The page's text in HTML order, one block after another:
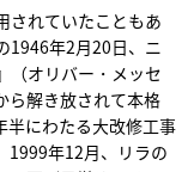
されていたこともあ
1946年2月20日、ニ
（オリバー・メッセ
ら解き放されて本格
半にわたる大改修工事
1999年12月、リラの